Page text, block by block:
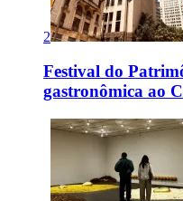
2
Festival do
gastronômica ao